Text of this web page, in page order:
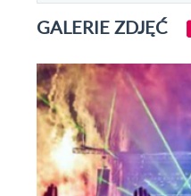
GALERIE ZDJĘĆ